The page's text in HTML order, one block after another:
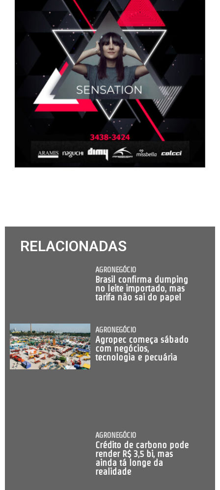
RELACIONADAS
AGRONEGÓCIO
Brasil confirma dumping
no leite importado, mas
tarifa não sai do papel
AGRONEGÓCIO
Agropec começa sábado
com negócios,
tecnologia e pecuária
AGRONEGÓCIO
Crédito de carbono pode
render R$ 3,5 bi, mas
ainda tá longe da
realidade